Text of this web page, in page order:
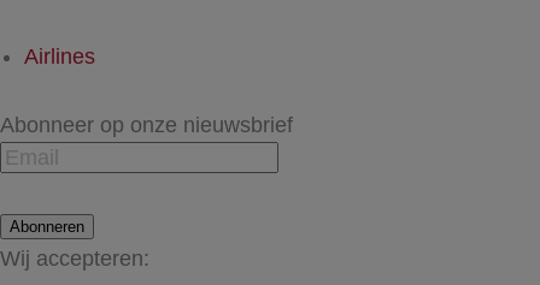
Airlines
Abonneer op onze nieuwsbrief
Abonneren
Wij accepteren: